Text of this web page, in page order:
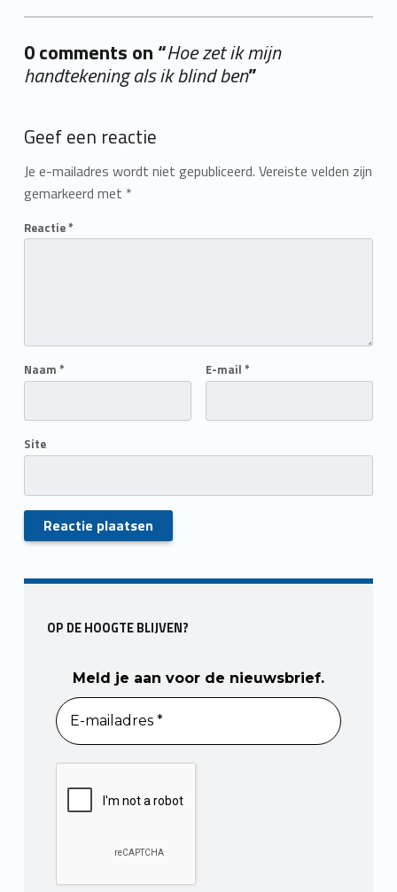
0 comments on “Hoe zet ik mijn
handtekening als ik blind ben”
Geef een reactie
Je e-mailadres wordt niet gepubliceerd. Vereiste velden zijn
gemarkeerd met *
Reactie*
Naam * E-mail *
Site
OP DE HOOGTE BLIJVEN?
Meld je aan voor de nieuwsbrief.